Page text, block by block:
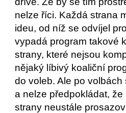
nelze říci. Každá strana
ideu, od níž se odvíjel
vypadá program takové
strany, které nejsou
nějaký líbivý koaliční
do voleb. Ale po
a nelze předpokládat,
strany neustále